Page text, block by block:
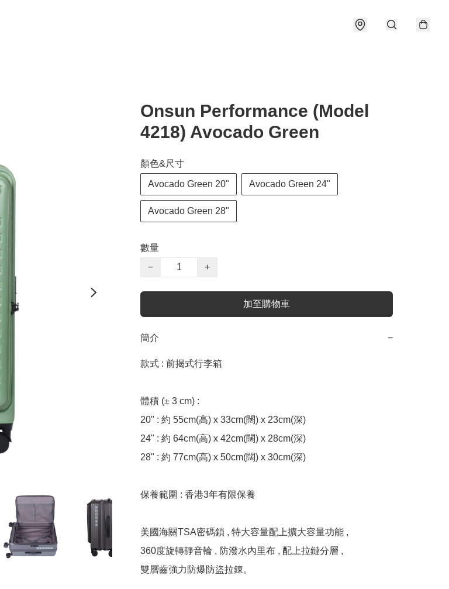
Onsun Performance (Model
4218) Avocado Green
顏色&尺寸
Avocado Green 20" Avocado Green 24"
Avocado Green 28"
數量
−
+
加至購物車
簡介 −
款式 : 前揭式行李箱
體積 (± 3 cm) :
20" : 約 55cm(高) x 33cm(闊) x 23cm(深)
24" : 約 64cm(高) x 42cm(闊) x 28cm(深)
28" : 約 77cm(高) x 50cm(闊) x 30cm(深)
保養範圍 : 香港3年有限保養
美國海關TSA密碼鎖 , 特大容量配上擴大容量功能 ,
360度旋轉靜音輪 , 防潑水內里布 , 配上拉鏈分層 ,
雙層齒強力防爆防盜拉錬。